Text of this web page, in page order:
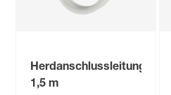
Herdanschlussleitung
1,5 m